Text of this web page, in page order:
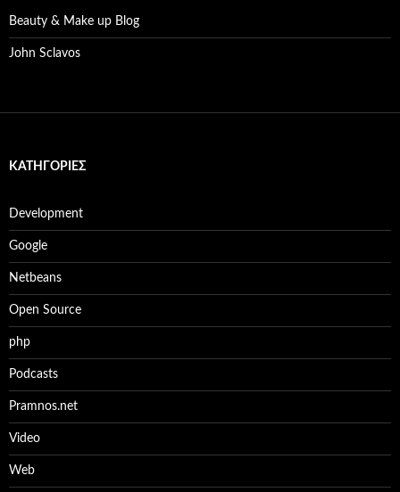
Beauty & Make up Blog
John Sclavos
KΑΤΗΓΟΡΊΕΣ
Development
Google
Netbeans
Open Source
php
Podcasts
Pramnos.net
Video
Web